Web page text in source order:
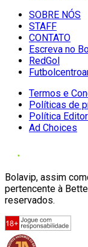
SOBRE NÓS
STAFF
CONTATO
Escreva no
RedGol
Termos e
Políticas de
Política
Ad Choices
Bolavip, assim
pertencente à
reservados.